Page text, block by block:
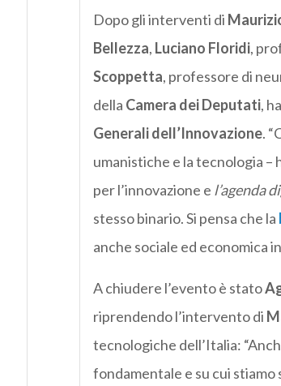
Dopo gli interventi di
Bellezza, Luciano Floridi,
Scoppetta, professore di
della Camera dei Deputati,
Generali dell’Innovazione.
umanistiche e la tecnologia –
per l’innovazione e l’agenda
stesso binario. Si pensa che la
anche sociale ed economica
A chiudere l’evento è stato
riprendendo l’intervento di
tecnologiche dell’Italia:
fondamentale e su cui